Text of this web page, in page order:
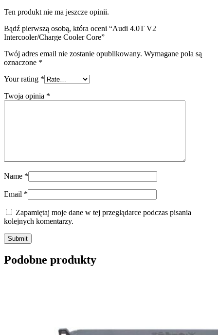
Ten produkt nie ma jeszcze opinii.
Bądź pierwszą osobą, która oceni “Audi 4.0T V2
Intercooler/Charge Cooler Core”
Twój adres email nie zostanie opublikowany. Wymagane pola są
oznaczone *
Your rating *
Twoja opinia *
Name *
Email *
Zapamiętaj moje dane w tej przeglądarce podczas pisania
kolejnych komentarzy.
Submit
Podobne produkty